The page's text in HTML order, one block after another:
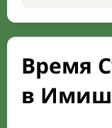
Время
в